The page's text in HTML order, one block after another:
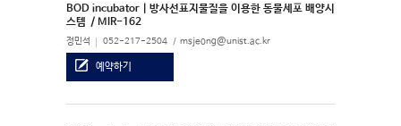
BOD incubator | 방사선표지물질을 이용한 동물세포 배양시
스템 / MIR-162
정민석 052-217-2504 msjeong@unist.ac.kr
예약하기